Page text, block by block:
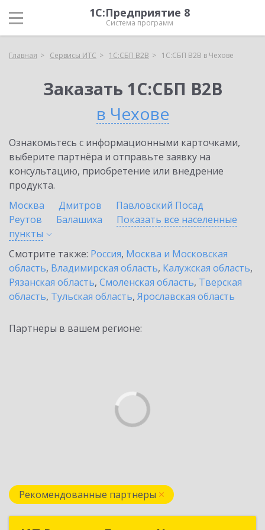
1С:Предприятие 8
Система программ
Главная Сервисы ИТС 1С:СБП B2B 1С:СБП B2B в Чехове
Заказать 1С:СБП B2B
в Чехове
Ознакомьтесь с информационными карточками,
выберите партнёра и отправьте заявку на
консультацию, приобретение или внедрение
продукта.
Москва
Дмитров
Павловский Посад
Реутов
Балашиха
Показать все населенные
пункты
Смотрите также: Россия, Москва и Московская
область, Владимирская область, Калужская область,
Рязанская область, Смоленская область, Тверская
область, Тульская область, Ярославская область
Партнеры в вашем регионе:
Рекомендованные партнеры